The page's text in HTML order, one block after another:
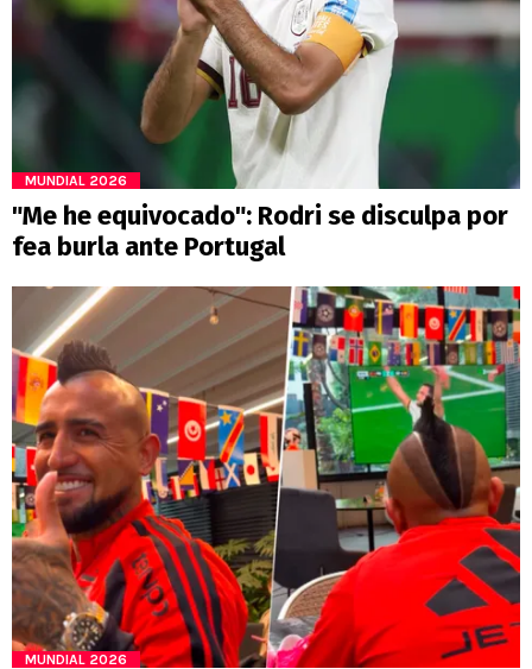
MUNDIAL 2026
"Me he equivocado": Rodri se disculpa por
fea burla ante Portugal
MUNDIAL 2026